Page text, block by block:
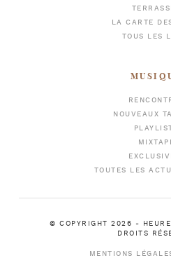
LA CARTE
TOUS LES
NOUVEAUX
TOUTES LES
© COPYRIGHT 2026 -
DROITS
MENTIONS